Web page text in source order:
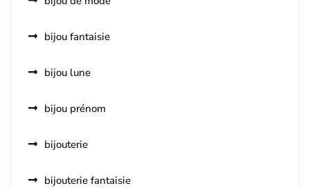
bijou fantaisie
bijou lune
bijou prénom
bijouterie
bijouterie fantaisie